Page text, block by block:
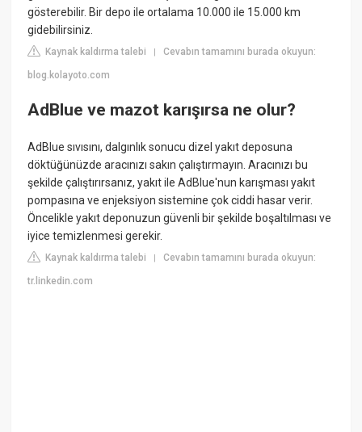
gösterebilir. Bir depo ile ortalama 10.000 ile 15.000 km
gidebilirsiniz.
Kaynak kaldırma talebi |Cevabın tamamını burada okuyun:
blog.kolayoto.com
AdBlue ve mazot karışırsa ne olur?
AdBlue sıvısını, dalgınlık sonucu dizel yakıt deposuna
döktüğünüzde aracınızı sakın çalıştırmayın. Aracınızı bu
şekilde çalıştırırsanız, yakıt ile AdBlue'nun karışması yakıt
pompasına ve enjeksiyon sistemine çok ciddi hasar verir.
Öncelikle yakıt deponuzun güvenli bir şekilde boşaltılması ve
iyice temizlenmesi gerekir.
Kaynak kaldırma talebi |Cevabın tamamını burada okuyun:
tr.linkedin.com